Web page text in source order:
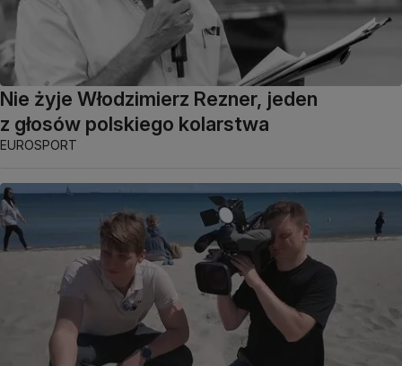
Nie żyje Włodzimierz Rezner, jeden
z głosów polskiego kolarstwa
EUROSPORT